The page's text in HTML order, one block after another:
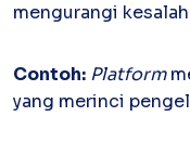
mengurangi
Contoh: Platform
yang merinci